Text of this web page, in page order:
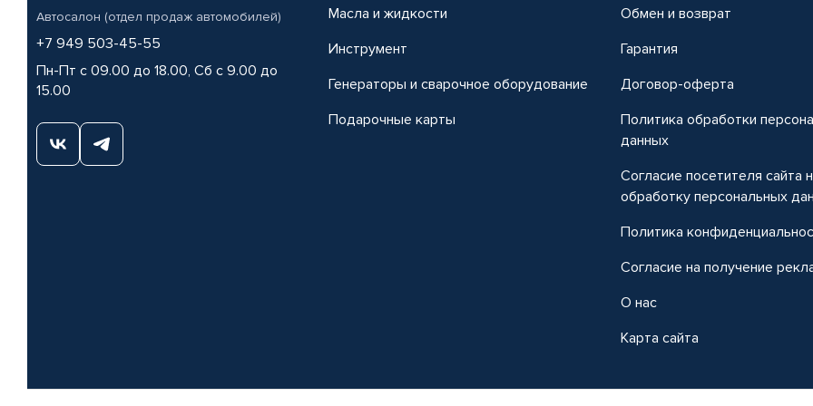
Автосалон (отдел продаж автомобилей)
+7 949 503-45-55
Пн-Пт с 09.00 до 18.00, Сб с 9.00 до
15.00
Масла и жидкости
Инструмент
Генераторы и сварочное оборудование
Подарочные карты
Обмен и возврат
Гарантия
Договор-оферта
Политика обработки
данных
Согласие посетителя сайта
обработку персональных
Политика
Согласие на получение
О нас
Карта сайта